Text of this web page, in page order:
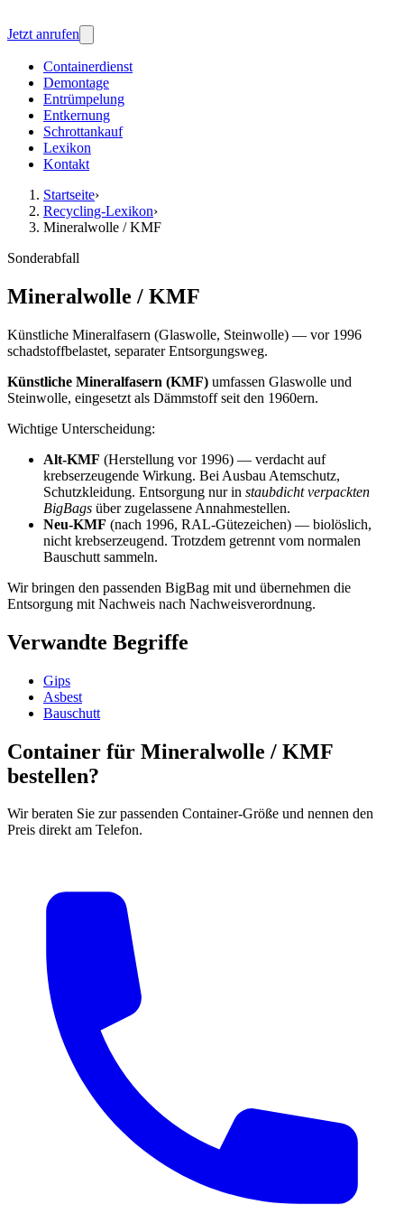
Jetzt anrufen
Containerdienst
Demontage
Entrümpelung
Entkernung
Schrottankauf
Lexikon
Kontakt
Startseite›
Recycling-Lexikon›
Mineralwolle / KMF
Sonderabfall
Mineralwolle / KMF
Künstliche Mineralfasern (Glaswolle, Steinwolle) — vor 1996
schadstoffbelastet, separater Entsorgungsweg.
Künstliche Mineralfasern (KMF) umfassen Glaswolle und
Steinwolle, eingesetzt als Dämmstoff seit den 1960ern.
Wichtige Unterscheidung:
Alt-KMF (Herstellung vor 1996) — verdacht auf
krebserzeugende Wirkung. Bei Ausbau Atemschutz,
Schutzkleidung. Entsorgung nur in staubdicht verpackten
BigBags über zugelassene Annahmestellen.
Neu-KMF (nach 1996, RAL-Gütezeichen) — biolöslich,
nicht krebserzeugend. Trotzdem getrennt vom normalen
Bauschutt sammeln.
Wir bringen den passenden BigBag mit und übernehmen die
Entsorgung mit Nachweis nach Nachweisverordnung.
Verwandte Begriffe
Gips
Asbest
Bauschutt
Container für Mineralwolle / KMF
bestellen?
Wir beraten Sie zur passenden Container-Größe und nennen den
Preis direkt am Telefon.